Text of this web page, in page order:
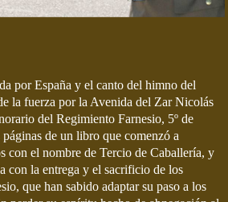
por España y el canto del himno del
la fuerza por la Avenida del Zar Nicolás
del Regimiento Farnesio, 5º de
de un libro que comenzó a
con el nombre de Tercio de Caballería, y
con la entrega y el sacrificio de los
que han sabido adaptar su paso a los